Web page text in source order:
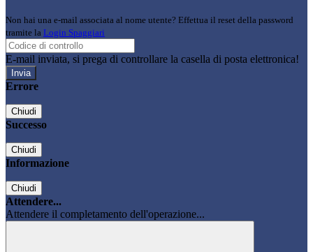
Non hai una e-mail associata al nome utente? Effettua il reset della password
tramite la Login Spaggiari
E-mail inviata, si prega di controllare la casella di posta elettronica!
Errore
Chiudi
Successo
Chiudi
Informazione
Chiudi
Attendere...
Attendere il completamento dell'operazione...